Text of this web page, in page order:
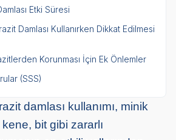
Etki Süresi
Damlası Kullanırken Dikkat Edilmesi
Korunması İçin Ek Önlemler
(SSS)
damlası kullanımı, minik
kene, bit gibi zararlı